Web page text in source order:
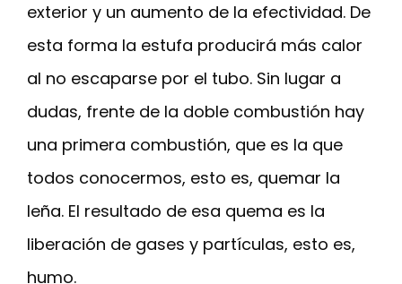
exterior y un aumento de la efectividad. De
esta forma la estufa producirá más calor
al no escaparse por el tubo. Sin lugar a
dudas, frente de la doble combustión hay
una primera combustión, que es la que
todos conocermos, esto es, quemar la
leña. El resultado de esa quema es la
liberación de gases y partículas, esto es,
humo.